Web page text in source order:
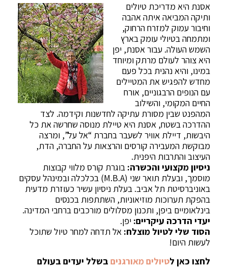
אסנת היא מדריכת טיולים
ותיקה המביאה איתה אהבה
וחיבור עמוק למזרח הרחוק,
ומתמחה בטיולי עומק בארץ
השמש העולה. עבור אסנת, יפן
היא צוהר לעולם מרתק ומיוחד
במינו, והיא נהנית בכל פעם
מחדש להפגיש את המטיילים
עם הנופים הרבגוניים, אורח
החיים המקומי, והשילוב
המהפנט שבין מסורת עתיקה לחדשנות וקידמה. לצד
ההדרכה בשטח, אסנת היא טיילת מנוסה שחרשה את כל
היבשות, דיילת אוויר לשעבר בחברת “אל על”, ומרצה
מבוקשת המעבירה קורסים והרצאות על החברה, הדת,
העיצוב והתרבות היפנית.
ניסיון מקצועי והכשרה: בוגרת קורס מלווי קבוצות
מוסמך, ובעלת תואר שני (M.B.A) בכלכלה ובמינהל עסקים
באוניברסיטת תל אביב. בעלת ניסיון עשיר כעוזרת מדעית
בהפקת תערוכות מוזיאוניות, השתתפות בכנסים
בינלאומיים ביפן, ותכנון מסלולים מורכבים ברחבי המדינה.
יעדי הדרכה עיקריים: יפן.
הסוד שלי לטיול מוצלח: אל תדחה למחר טיול שתוכל
לעשות היום!
לחצו כאן לטיולים מאורגנים בשלל יעדים בעולם